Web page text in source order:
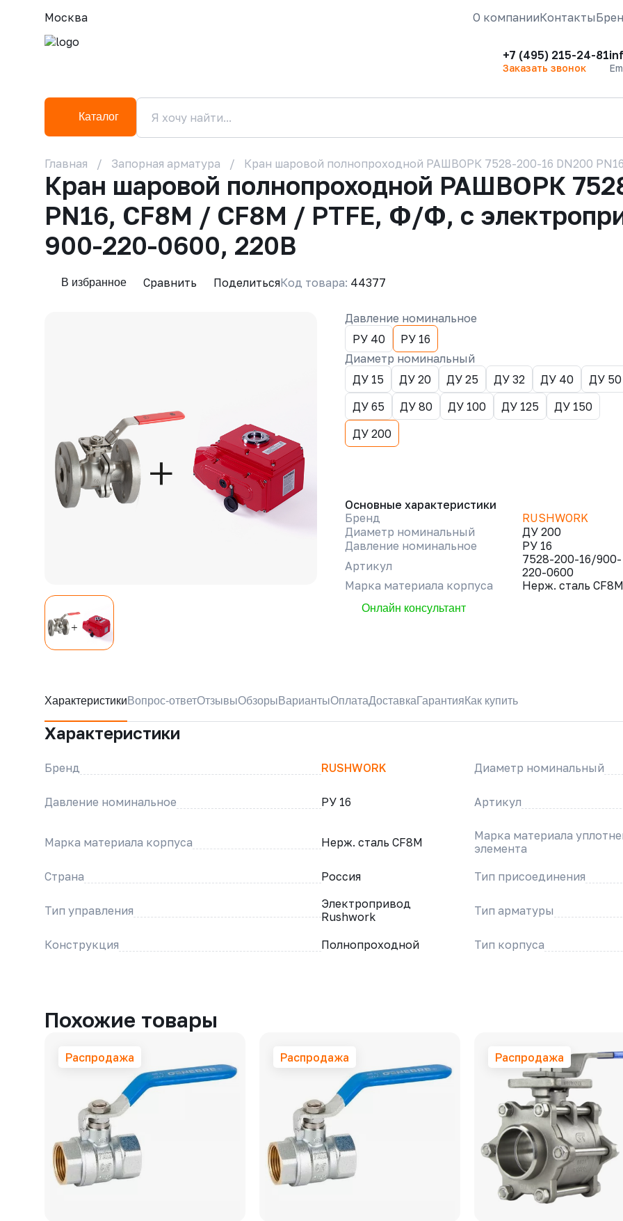
Москва О компанииКонтакты
+7 (495) 215-24-81
Заказать звонок
Каталог
Главная Запорная арматура Кран шаровой полнопроходной РАШВОРК 7528-200-16 DN200
Кран шаровой полнопроходной РАШВОРК
PN16, CF8M / CF8M / PTFE, Ф/Ф, с
900-220-0600, 220В
В избранное Сравнить ПоделитьсяКод товара: 44377
Давление номинальное
РУ 40
РУ 16
Диаметр номинальный
ДУ 15
ДУ 20 ДУ 25 ДУ 32 ДУ 40
ДУ 50
ДУ 65
ДУ 80 ДУ 100 ДУ 125
ДУ 150
ДУ 200
Основные характеристики
Бренд
RUSHWORK
Диаметр номинальный
ДУ 200
Давление номинальное
РУ 16
Артикул
7528-200-16/900-
220-0600
Марка материала корпуса
Нерж. сталь CF8M
Онлайн консультант
Характеристики Вопрос-ответОтзывыОбзоры ВариантыОплатаДоставка Гарантия Как купить
Характеристики
Бренд RUSHWORK Диаметр номинальный
Давление номинальное РУ 16 Артикул
Марка материала корпуса Нерж. сталь CF8M
Марка материала
элемента
Страна Россия Тип присоединения
Тип управления
Электропривод
Rushwork
Тип арматуры
Конструкция Полнопроходной Тип корпуса
Похожие товары
Распродажа Распродажа Распродажа